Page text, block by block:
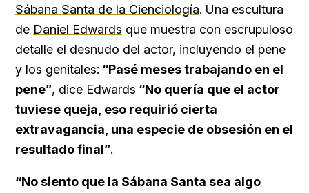
Sábana Santa de la Cienciología. Una escultura
de Daniel Edwards que muestra con escrupuloso
detalle el desnudo del actor, incluyendo el pene
y los genitales: “Pasé meses trabajando en el
pene”, dice Edwards “No quería que el actor
tuviese queja, eso requirió cierta
extravagancia, una especie de obsesión en el
resultado final”.
“No siento que la Sábana Santa sea algo